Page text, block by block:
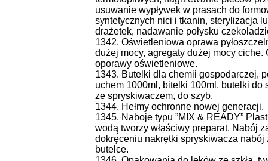
usuwanie wypływek w prasach do
syntetycznych nici i tkanin, sterylizacja
drażetek, nadawanie połysku
1342. Oświetleniowa oprawa
dużej mocy, agregaty dużej mocy
oporawy oświetleniowe.
1343. Butelki dla chemii gospodarczej,
uchem 1000ml, bitelki 100ml, butelki do
ze spryskiwaczem, do szyb.
1344. Hełmy ochronne nowej generacji.
1345. Naboje typu ”MIX & READY”
wodą tworzy właściwy preparat. Nabój
dokręceniu nakrętki spryskiwacza
butelce.